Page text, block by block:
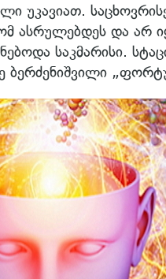
უკავიათ.
ასრულებდეს და არ
საკმარისი.
ბერძენიშვილი